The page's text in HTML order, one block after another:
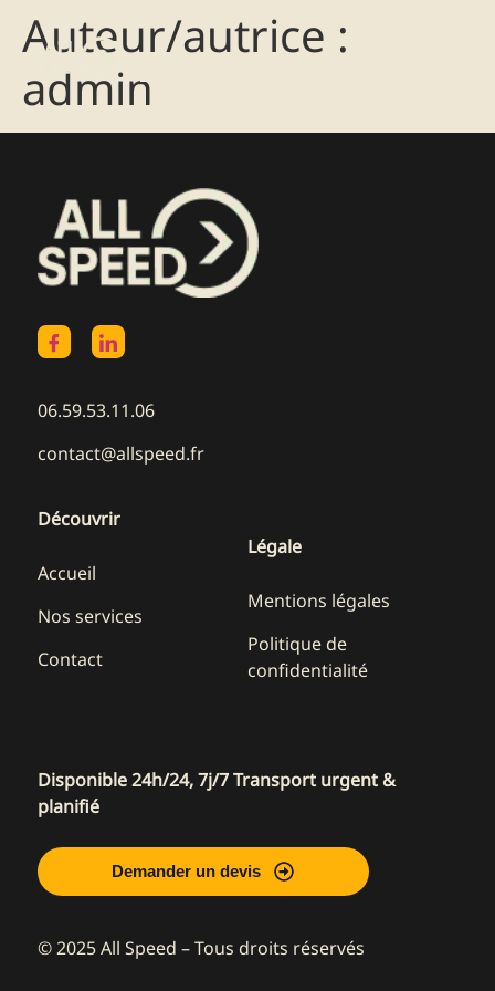
Auteur/autrice :
admin
06.59.53.11.06
contact@allspeed.fr
Découvrir
Accueil
Nos services
Contact
Légale
Mentions légales
Politique de
confidentialité
Disponible 24h/24, 7j/7 Transport urgent &
planifié
Demander un devis
© 2025 All Speed – Tous droits réservés